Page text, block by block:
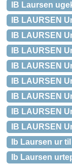
IB Laursen
IB LAURSEN
IB LAURSEN
IB LAURSEN
IB LAURSEN
IB LAURSEN
IB LAURSEN
IB LAURSEN
IB LAURSEN
Ib Laursen ur
Ib Laursen